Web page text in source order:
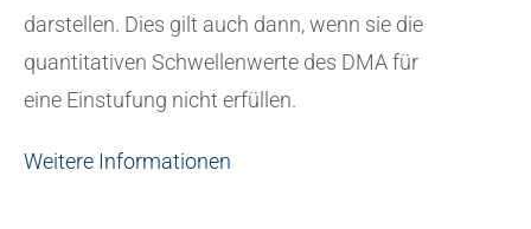
darstellen. Dies gilt auch dann, wenn sie die
quantitativen Schwellenwerte des DMA für
eine Einstufung nicht erfüllen.
Weitere Informationen